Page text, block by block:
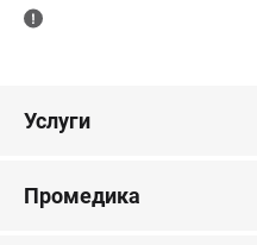
Услуги
Промедика